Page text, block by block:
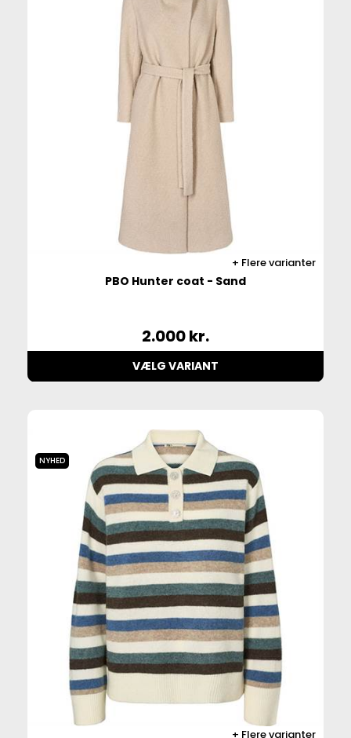
Flere varianter
PBO Hunter coat - Sand
2.000kr.
VÆLG VARIANT
Flere varianter
NYHED